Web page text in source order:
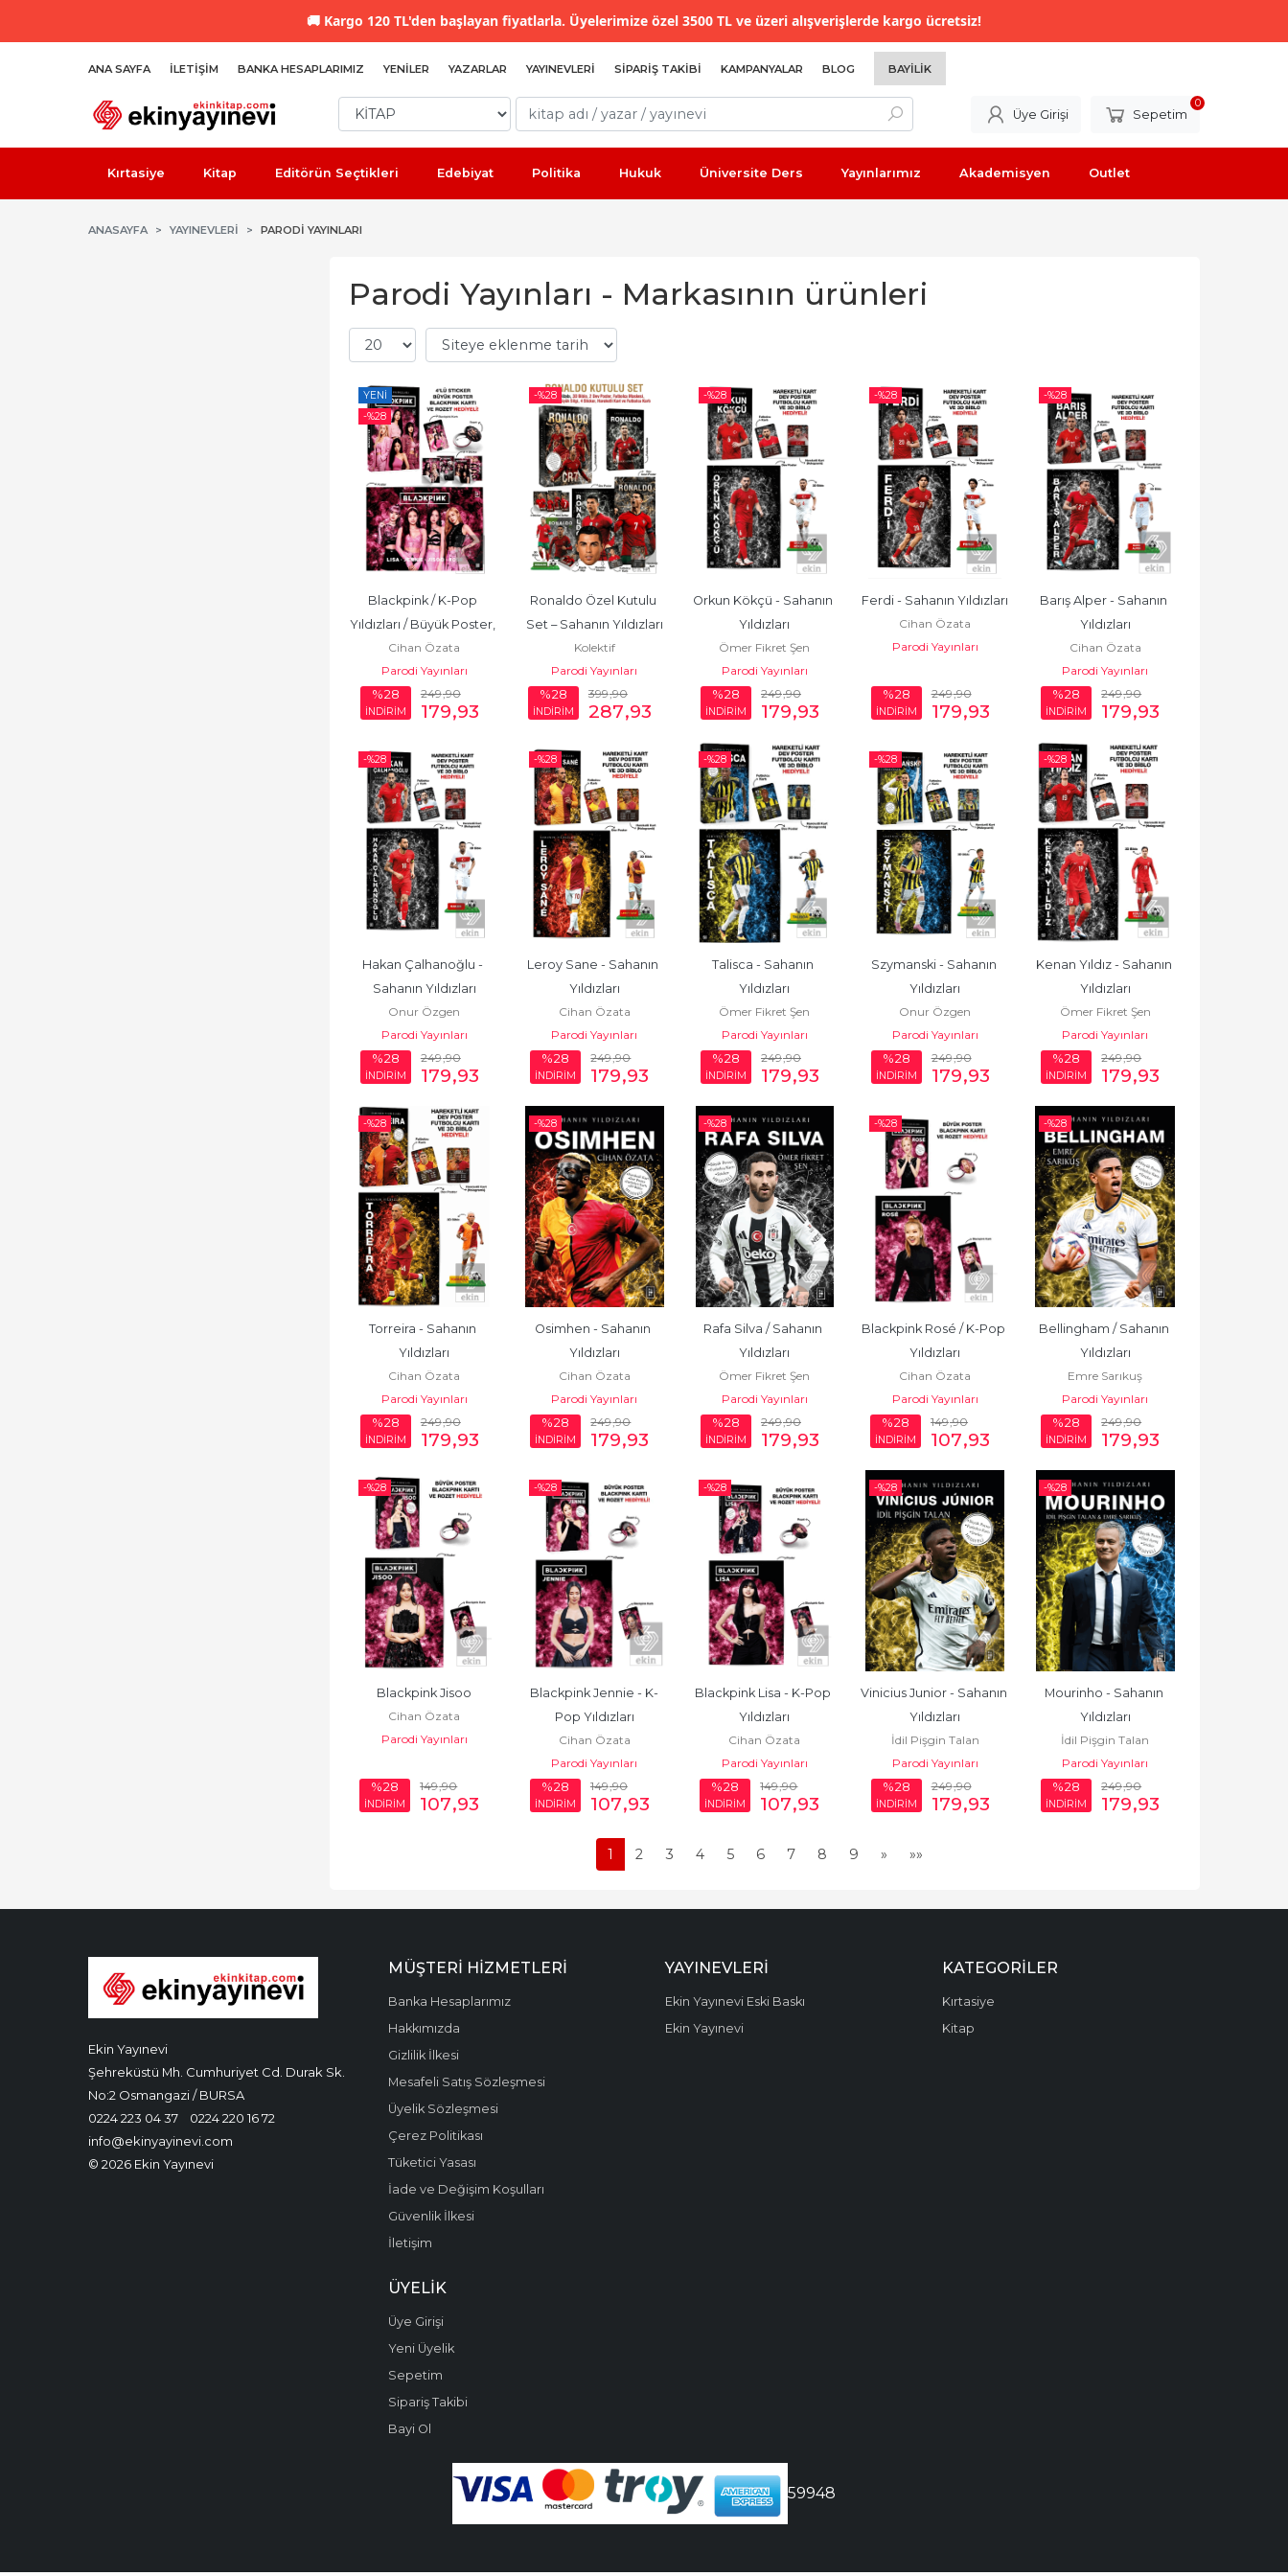
🚚 Kargo 120 TL'den başlayan fiyatlarla. Üyelerimize özel 3500 TL ve üzeri alışverişlerde kargo ücretsiz!
ANA SAYFA İLETIŞIM BANKA HESAPLARIMIZ YENILER YAZARLAR YAYINEVLERI SIPARIŞ TAKIBI KAMPANYALAR BLOG BAYILIK
Üye Girişi Sepetim
0
Kırtasiye Kitap Editörün Seçtikleri Edebiyat Politika Hukuk Üniversite Ders Yayınlarımız Akademisyen Outlet
ANASAYFA YAYINEVLERI PARODI YAYINLARI
Parodi Yayınları - Markasının ürünleri
YENI
-%28
Blackpink / K-Pop
Yıldızları / Büyük Poster,
Blackpink Kartı, 4'lü...
Cihan Özata
Parodi Yayınları
%28
İNDİRİM
249,90
179,93
-%28
Ronaldo Özel Kutulu
Set – Sahanın Yıldızları
Kolektif
Parodi Yayınları
%28
İNDİRİM
399,90
287,93
-%28
Orkun Kökçü - Sahanın
Yıldızları
Ömer Fikret Şen
Parodi Yayınları
%28
İNDİRİM
249,90
179,93
-%28
Ferdi - Sahanın Yıldızları
Cihan Özata
Parodi Yayınları
%28
İNDİRİM
249,90
179,93
-%28
Barış Alper - Sahanın
Yıldızları
Cihan Özata
Parodi Yayınları
%28
İNDİRİM
249,90
179,93
-%28
Hakan Çalhanoğlu -
Sahanın Yıldızları
Onur Özgen
Parodi Yayınları
%28
İNDİRİM
249,90
179,93
-%28
Leroy Sane - Sahanın
Yıldızları
Cihan Özata
Parodi Yayınları
%28
İNDİRİM
249,90
179,93
-%28
Talisca - Sahanın
Yıldızları
Ömer Fikret Şen
Parodi Yayınları
%28
İNDİRİM
249,90
179,93
-%28
Szymanski - Sahanın
Yıldızları
Onur Özgen
Parodi Yayınları
%28
İNDİRİM
249,90
179,93
-%28
Kenan Yıldız - Sahanın
Yıldızları
Ömer Fikret Şen
Parodi Yayınları
%28
İNDİRİM
249,90
179,93
-%28
Torreira - Sahanın
Yıldızları
Cihan Özata
Parodi Yayınları
%28
İNDİRİM
249,90
179,93
-%28
Osimhen - Sahanın
Yıldızları
Cihan Özata
Parodi Yayınları
%28
İNDİRİM
249,90
179,93
-%28
Rafa Silva / Sahanın
Yıldızları
Ömer Fikret Şen
Parodi Yayınları
%28
İNDİRİM
249,90
179,93
-%28
Blackpink Rosé / K-Pop
Yıldızları
Cihan Özata
Parodi Yayınları
%28
İNDİRİM
149,90
107,93
-%28
Bellingham / Sahanın
Yıldızları
Emre Sarıkuş
Parodi Yayınları
%28
İNDİRİM
249,90
179,93
-%28
Blackpink Jisoo
Cihan Özata
Parodi Yayınları
%28
İNDİRİM
149,90
107,93
-%28
Blackpink Jennie - K-
Pop Yıldızları
Cihan Özata
Parodi Yayınları
%28
İNDİRİM
149,90
107,93
-%28
Blackpink Lisa - K-Pop
Yıldızları
Cihan Özata
Parodi Yayınları
%28
İNDİRİM
149,90
107,93
-%28
Vinicius Junior - Sahanın
Yıldızları
İdil Pişgin Talan
Parodi Yayınları
%28
İNDİRİM
249,90
179,93
-%28
Mourinho - Sahanın
Yıldızları
İdil Pişgin Talan
Parodi Yayınları
%28
İNDİRİM
249,90
179,93
1 2 3 4 5 6 7 8 9 » »»
Ekin Yayınevi
Şehreküstü Mh. Cumhuriyet Cd. Durak Sk.
No:2 Osmangazi / BURSA
0224 223 04 37
0224 220 16 72
info@ekinyayinevi.com
© 2026 Ekin Yayınevi
MÜŞTERI HIZMETLERI
Banka Hesaplarımız
Hakkımızda
Gizlilik İlkesi
Mesafeli Satış Sözleşmesi
Üyelik Sözleşmesi
Çerez Politikası
Tüketici Yasası
İade ve Değişim Koşulları
Güvenlik İlkesi
İletişim
YAYINEVLERI
Ekin Yayınevi Eski Baskı
Ekin Yayınevi
KATEGORILER
Kırtasiye
Kitap
ÜYELIK
Üye Girişi
Yeni Üyelik
Sepetim
Sipariş Takibi
Bayi Ol
59948